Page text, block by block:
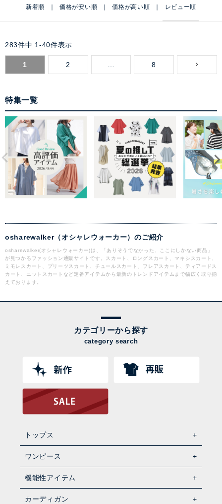
新着順 価格が安い順 価格が高い順 レビュー順
283件中 1-40件表示
1 2 … 8
特集一覧
osharewalker（オシャレウォーカー）のご紹介
osharewalker(オシャレウォーカー)は、「ありそうでなかった、ここにしかない商品」
が見つかるファッション通販サイトです。スカート、ロングスカート、マキシスカート、
ミモレスカート、プリーツスカート、チュールスカート、フレアスカート、ティアードス
カート、ニットスカートなど定番アイテムから最新のトレンドアイテムまで幅広く取り揃
えております。
カテゴリーから探す
category search
トップス
ワンピース
機能性アイテム
カーディガン